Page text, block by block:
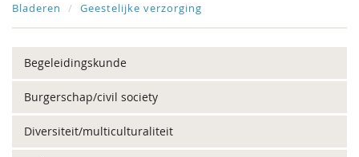
Bladeren Geestelijke verzorging
Begeleidingskunde
Burgerschap/civil society
Diversiteit/multiculturaliteit